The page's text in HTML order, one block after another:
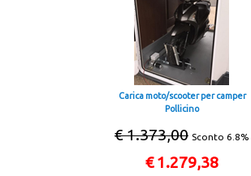
Carica moto/scooter per camper
Pollicino
€ 1.373,00 Sconto 6.8%
€1.279,38